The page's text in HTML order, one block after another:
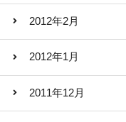
2012年2月
2012年1月
2011年12月